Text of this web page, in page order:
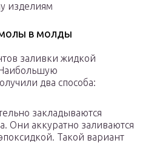
изделиям
в молды
заливки жидкой
два способа:
закладываются
Они аккуратно заливаются
Такой вариант